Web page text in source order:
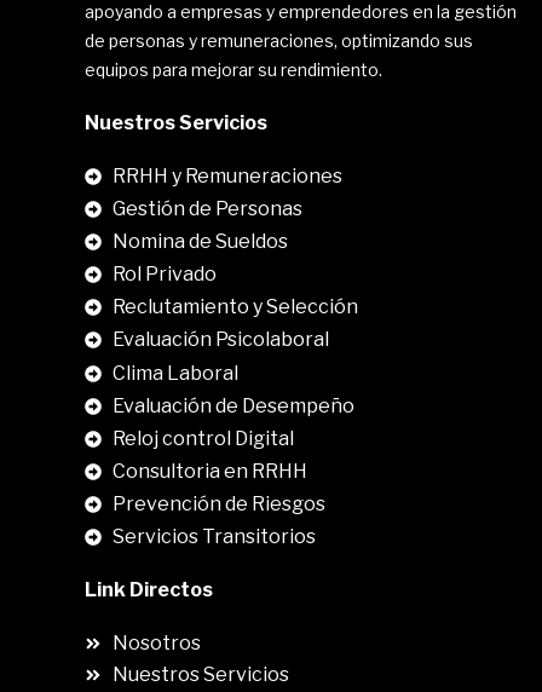
apoyando a empresas y emprendedores en la gestión
de personas y remuneraciones, optimizando sus
equipos para mejorar su rendimiento.
Nuestros Servicios
RRHH y Remuneraciones
Gestión de Personas
Nomina de Sueldos
Rol Privado
Reclutamiento y Selección
Evaluación Psicolaboral
Clima Laboral
Evaluación de Desempeño
Reloj control Digital
Consultoria en RRHH
Prevención de Riesgos
Servicios Transitorios
Link Directos
Nosotros
Nuestros Servicios